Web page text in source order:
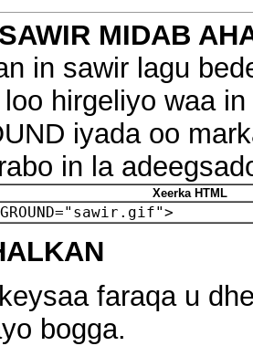
SAWIR MIDAB
in sawir lagu
hirgeliyo waa
iyada oo
in la
Xeerka HTML
faraqa u
bogga.